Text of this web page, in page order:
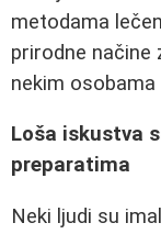
metodama
prirodne načine
nekim
Loša iskustva
preparatima
Neki ljudi su